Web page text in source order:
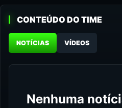
CONTEÚDO DO TIME
NOTÍCIAS VÍDEOS
Nenhuma